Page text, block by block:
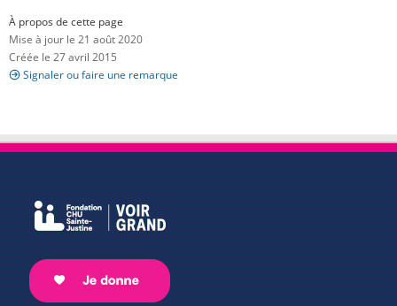
À propos de cette page
Mise à jour le 21 août 2020
Créée le 27 avril 2015
Signaler ou faire une remarque